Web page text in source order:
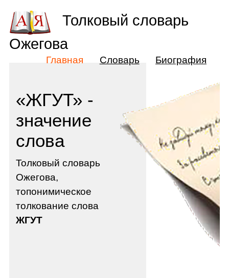
«ЖГУТ» -
значение
слова
Толковый словарь
Ожегова,
топонимическое
толкование слова
ЖГУТ
Толковый словарь
Ожегова
Главная Словарь Биография